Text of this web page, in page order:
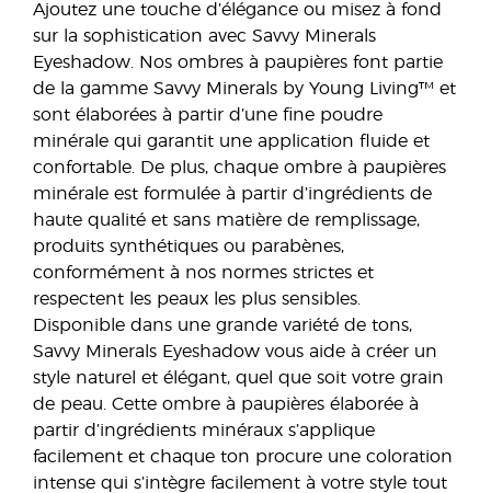
Ajoutez une touche d’élégance ou misez à fond
sur la sophistication avec Savvy Minerals
Eyeshadow. Nos ombres à paupières font partie
de la gamme Savvy Minerals by Young Living™ et
sont élaborées à partir d’une fine poudre
minérale qui garantit une application fluide et
confortable. De plus, chaque ombre à paupières
minérale est formulée à partir d’ingrédients de
haute qualité et sans matière de remplissage,
produits synthétiques ou parabènes,
conformément à nos normes strictes et
respectent les peaux les plus sensibles.
Disponible dans une grande variété de tons,
Savvy Minerals Eyeshadow vous aide à créer un
style naturel et élégant, quel que soit votre grain
de peau. Cette ombre à paupières élaborée à
partir d’ingrédients minéraux s’applique
facilement et chaque ton procure une coloration
intense qui s’intègre facilement à votre style tout